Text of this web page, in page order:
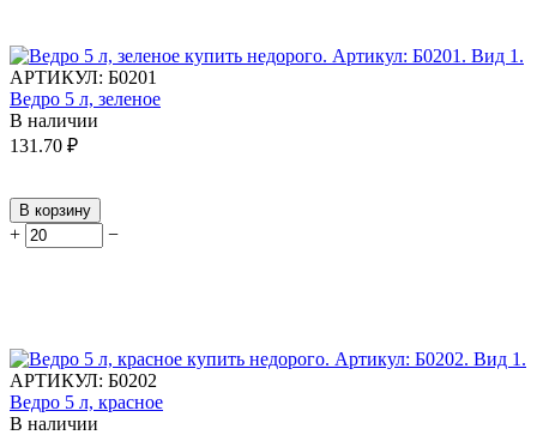
АРТИКУЛ: Б0201
Ведро 5 л, зеленое
В наличии
131.70 ₽
В корзину
+ −
АРТИКУЛ: Б0202
Ведро 5 л, красное
В наличии